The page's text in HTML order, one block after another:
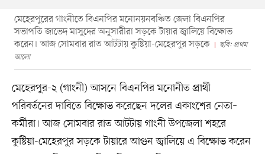
মেহেরপুরের গাংনীতে বিএনপির মনোনয়নবঞ্চিত জেলা বিএনপির
সভাপতি জাভেদ মাসুদের অনুসারীরা সড়কে টায়ার জ্বালিয়ে বিক্ষোভ
করেন। আজ সোমবার রাত আটটায় কুষ্টিয়া-মেহেরপুর সড়কে
ছবি: প্রথম
আলো
মেহেরপুর-২ (গাংনী) আসনে বিএনপির মনোনীত প্রার্থী
পরিবর্তনের দাবিতে বিক্ষোভ করেছেন দলের একাংশের নেতা–
কর্মীরা। আজ সোমবার রাত আটটায় গাংনী উপজেলা শহরে
কুষ্টিয়া-মেহেরপুর সড়কে টায়ারে আগুন জ্বালিয়ে এ বিক্ষোভ করেন